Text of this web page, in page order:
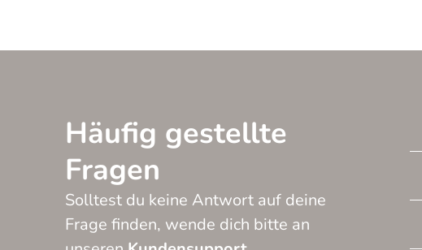
Häufig gestellte
Fragen
Solltest du keine Antwort auf deine
Frage finden, wende dich bitte an